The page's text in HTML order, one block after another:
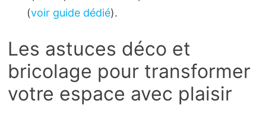
(voir guide dédié).
Les astuces déco et
bricolage pour transformer
votre espace avec plaisir